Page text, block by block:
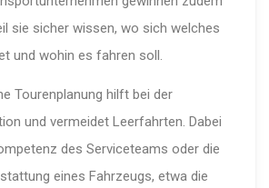
sie sicher wissen, wo sich welches
und wohin es fahren soll.
Tourenplanung hilft bei der
und vermeidet Leerfahrten. Dabei
des Serviceteams oder die
eines Fahrzeugs, etwa die